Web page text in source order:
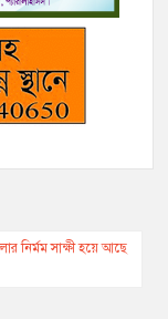
নির্মম সাক্ষী হয়ে আছে